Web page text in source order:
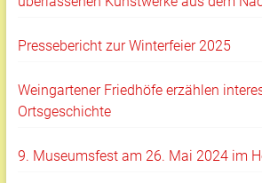
Pressebericht zur Winterfeier 2025
Weingartener Friedhöfe erzählen
Ortsgeschichte
9. Museumsfest am 26. Mai 2024 im